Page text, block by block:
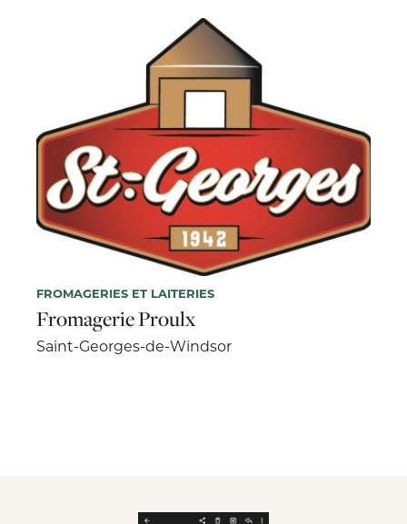
FROMAGERIES ET LAITERIES
Fromagerie Proulx
Saint-Georges-de-Windsor